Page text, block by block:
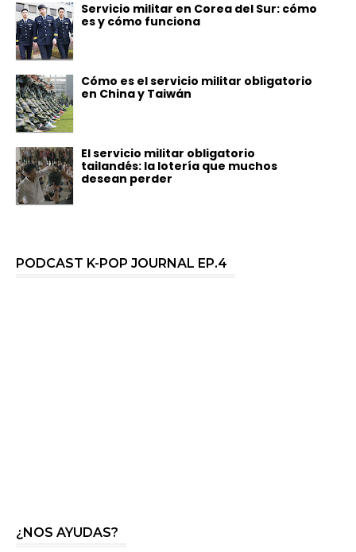
Servicio militar en Corea del Sur: cómo
es y cómo funciona
Cómo es el servicio militar obligatorio
en China y Taiwán
El servicio militar obligatorio
tailandés: la lotería que muchos
desean perder
PODCAST K-POP JOURNAL EP.4
¿NOS AYUDAS?